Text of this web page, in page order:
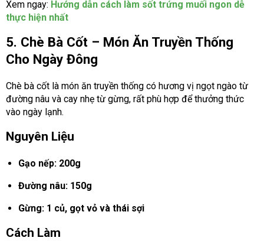
Xem ngay: Hướng dẫn cách làm sốt trứng muối ngon dễ
thực hiện nhất
5. Chè Bà Cốt – Món Ăn Truyền Thống
Cho Ngày Đông
Chè bà cốt là món ăn truyền thống có hương vị ngọt ngào từ
đường nâu và cay nhẹ từ gừng, rất phù hợp để thưởng thức
vào ngày lạnh.
Nguyên Liệu
Gạo nếp: 200g
Đường nâu: 150g
Gừng: 1 củ, gọt vỏ và thái sợi
Cách Làm